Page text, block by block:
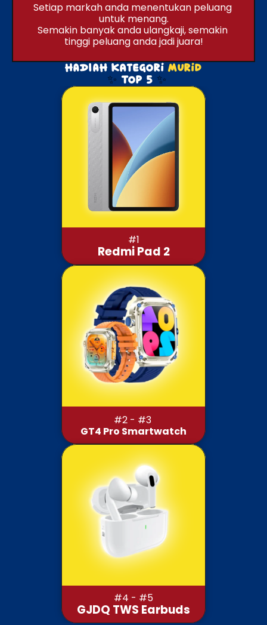
Setiap markah anda menentukan peluang
untuk menang.
Semakin banyak anda ulangkaji, semakin
tinggi peluang anda jadi juara!
HADIAH kategori murid
✨ Top 5 ✨
#1
Redmi Pad 2
#2 - #3
GT4 Pro Smartwatch
#4 - #5
GJDQ TWS Earbuds